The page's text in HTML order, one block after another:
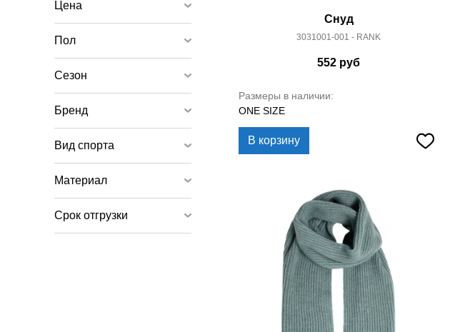
Цена
Пол
Сезон
Бренд
Вид спорта
Материал
Срок отгрузки
Снуд
3031001-001 - RANK
552 руб
Размеры в наличии:
ONE SIZE
В корзину